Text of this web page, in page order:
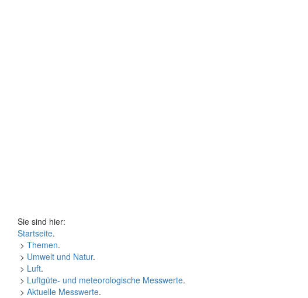
Sie sind hier:
Startseite.
> Themen.
> Umwelt und Natur.
> Luft.
> Luftgüte- und meteorologische Messwerte.
> Aktuelle Messwerte.